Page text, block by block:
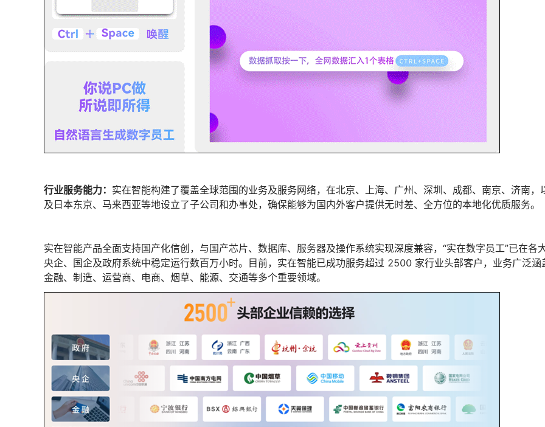
行业服务能力： 实在智能构建了覆盖全球范围的业务及服务网络，在北京、上海、广州、深圳、成都、南京、济南，
及日本东京、马来西亚等地设立了子公司和办事处，确保能够为国内外客户提供无时差、全方位的本地化优质服务。
实在智能产品全面支持国产化信创，与国产芯片、数据库、服务器及操作系统实现深度兼容，“实在数字员工”已在各
央企、国企及政府系统中稳定运行数百万小时。目前，实在智能已成功服务超过 2500 家行业头部客户，业务广泛涵
金融、制造、运营商、电商、烟草、能源、交通等多个重要领域。